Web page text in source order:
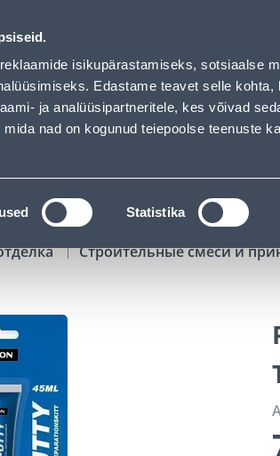
isikupärastamiseks, sotsiaalse
Edastame teavet selle
ja analüüsipartneritele, kes võivad
nad on kogunud teiepoolse teenuste
Statistika
Обслуживание частных клиентов Услуги
ПОИСК
АРЕНДА ИНСТРУМЕНТОВ
Строительные смеси и